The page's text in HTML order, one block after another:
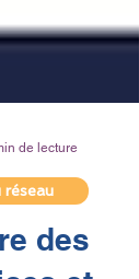
de lecture